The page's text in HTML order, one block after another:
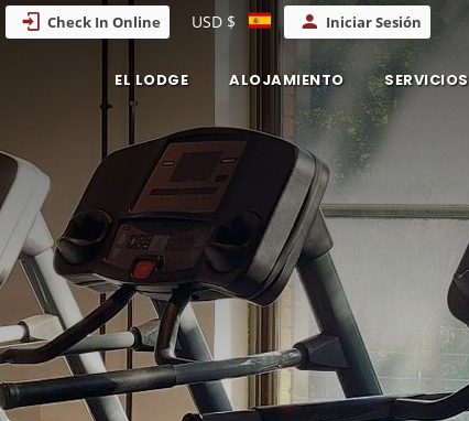
Check In Online USD $ Iniciar Sesión
EL LODGE ALOJAMIENTO SERVICIOS